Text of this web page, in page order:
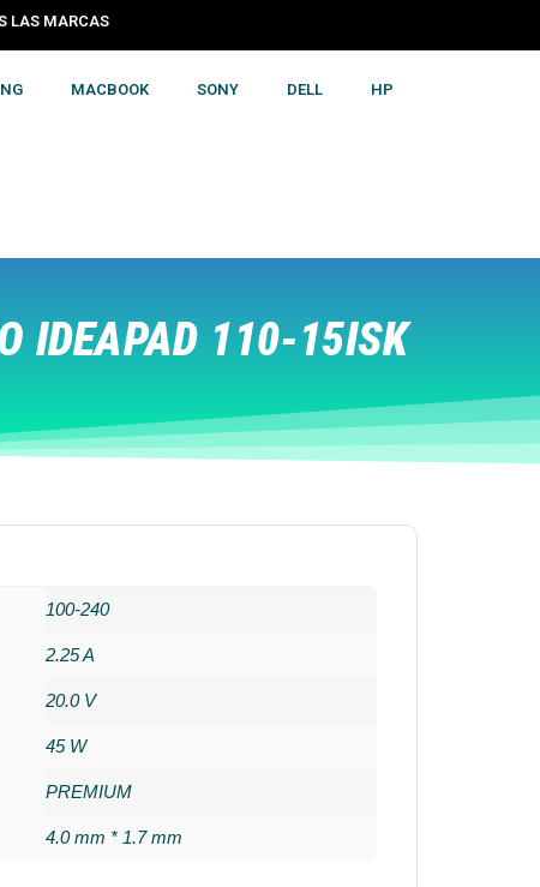
LAS MARCAS
MACBOOK SONY DELL HP
IDEAPAD 110-15ISK
100-240
2.25 A
20.0 V
45 W
PREMIUM
4.0 mm * 1.7 mm